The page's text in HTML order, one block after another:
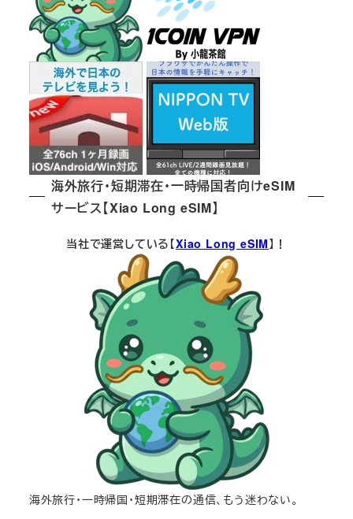
海外旅行・短期滞在・一時帰国者向けeSIM
サービス【Xiao Long eSIM】
当社で運営している【Xiao Long eSIM】！
海外旅行・一時帰国・短期滞在の通信、もう迷わない。